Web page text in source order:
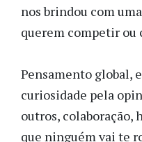
nos brindou com
querem competir ou
Pensamento global,
curiosidade pela
outros, colaboração,
que ninguém vai te